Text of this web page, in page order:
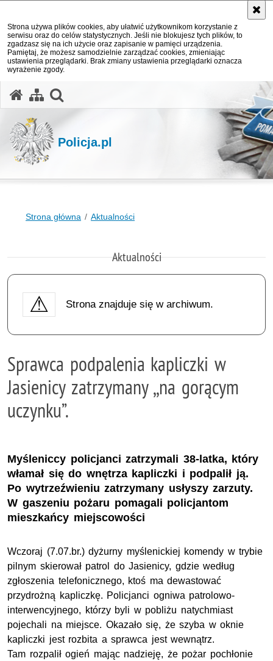
Strona używa plików cookies, aby ułatwić użytkownikom korzystanie z
serwisu oraz do celów statystycznych. Jeśli nie blokujesz tych plików, to
zgadzasz się na ich użycie oraz zapisanie w pamięci urządzenia.
Pamiętaj, że możesz samodzielnie zarządzać cookies, zmieniając
ustawienia przeglądarki. Brak zmiany ustawienia przeglądarki oznacza
wyrażenie zgody.
Policja.pl
Strona główna Aktualności
Aktualności
Strona znajduje się w archiwum.
Sprawca podpalenia kapliczki w
Jasienicy zatrzymany ,,na gorącym
uczynku”.
Myśleniccy policjanci zatrzymali 38-latka, który
włamał się do wnętrza kapliczki i podpalił ją.
Po wytrzeźwieniu zatrzymany usłyszy zarzuty.
W gaszeniu pożaru pomagali policjantom
mieszkańcy miejscowości
Wczoraj (7.07.br.) dyżurny myślenickiej komendy w trybie
pilnym skierował patrol do Jasienicy, gdzie według
zgłoszenia telefonicznego, ktoś ma dewastować
przydrożną kapliczkę. Policjanci ogniwa patrolowo-
interwencyjnego, którzy byli w pobliżu natychmiast
pojechali na miejsce. Okazało się, że szyba w oknie
kapliczki jest rozbita a sprawca jest wewnątrz.
Tam rozpalił ogień mając nadzieję, że pożar pochłonie